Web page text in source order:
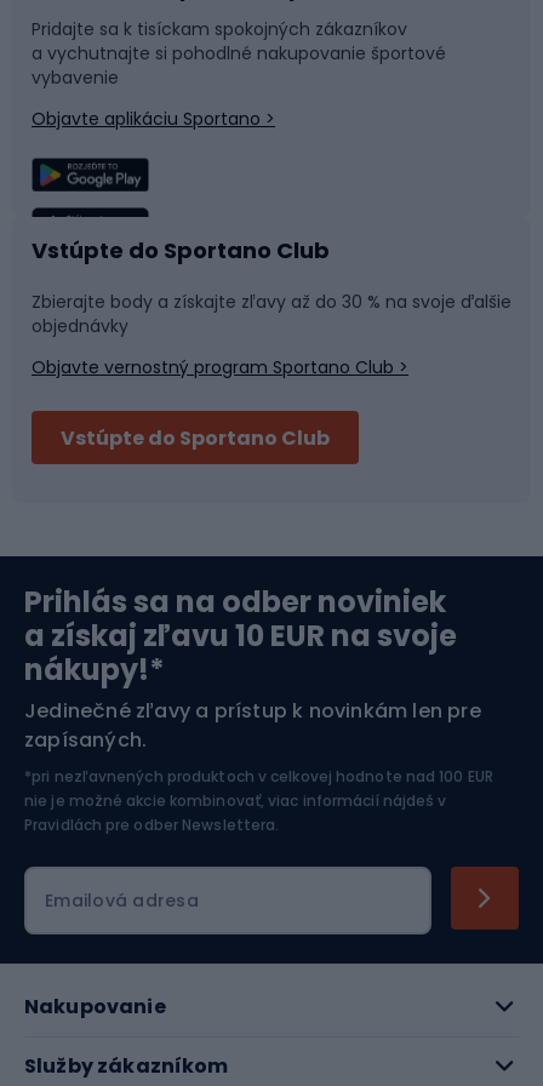
Časti bicyklov
Rybolov
Športová medicína
Bushcraft
Bikepacking
Orientačný beh
Snowboard
Plávanie
Tímové športy
Fitness a posilňovňa
Cyklistické prilby
Lyžovanie
Športová elektronika
Jazdectvo
Pridajte sa k tisíckam spokojných zákazníkov
a vychutnajte si pohodlné nakupovanie športové
vybavenie
Objavte aplikáciu Sportano >
Vstúpte do Sportano Club
Zbierajte body a získajte zľavy až do 30 % na svoje ďalšie
objednávky
Objavte vernostný program Sportano Club >
Vstúpte do Sportano Club
Prihlás sa na odber noviniek
a získaj zľavu 10 EUR na svoje
nákupy!*
Jedinečné zľavy a prístup k novinkám len pre
zapísaných.
*pri nezľavnených produktoch v celkovej hodnote nad 100 EUR
nie je možné akcie kombinovať, viac informácií nájdeš v
Pravidlách pre odber Newslettera.
Emailová adresa
Nakupovanie
Služby zákazníkom